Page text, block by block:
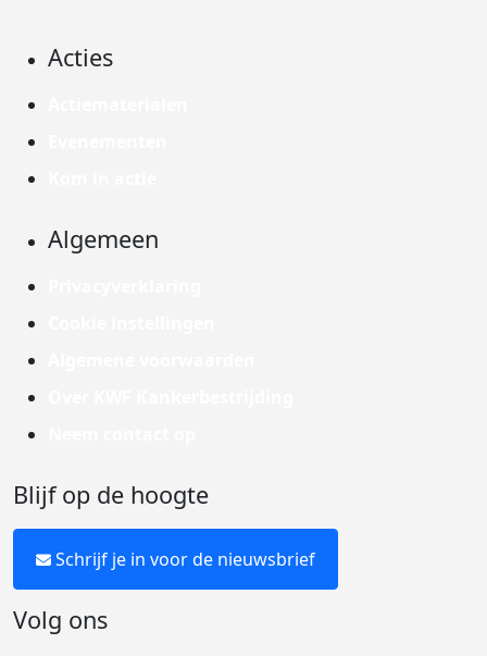
Acties
Algemeen
Blijf op de hoogte
Schrijf je in voor de nieuwsbrief
Volg ons